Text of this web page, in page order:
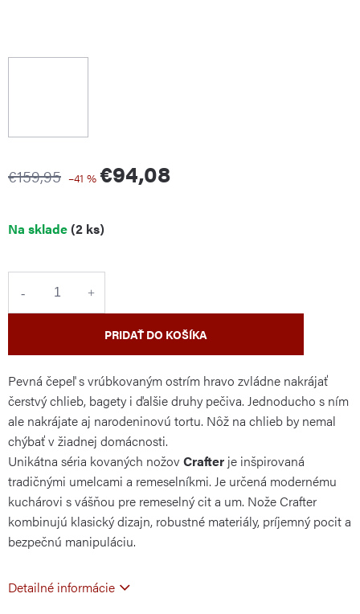
€159,95 –41 % €94,08
Jednotková
cena:
Na sklade(2 ks)
PRIDAŤ DO KOŠÍKA
Pevná čepeľ s vrúbkovaným ostrím hravo zvládne nakrájať
čerstvý chlieb, bagety i ďalšie druhy pečiva. Jednoducho s ním
ale nakrájate aj narodeninovú tortu. Nôž na chlieb by nemal
chýbať v žiadnej domácnosti.
Unikátna séria kovaných nožovCrafter je inšpirovaná
tradičnými umelcami a remeselníkmi. Je určená modernému
kuchárovi s vášňou pre remeselný cit a um. Nože Crafter
kombinujú klasický dizajn, robustné materiály, príjemný pocit a
bezpečnú manipuláciu.
Detailné informácie